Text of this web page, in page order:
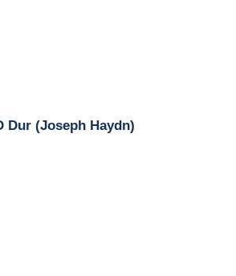
Dur (Joseph Haydn)